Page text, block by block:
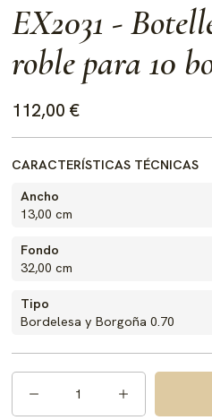
EX2031 -
roble para 10
112,00 €
CARACTERÍSTICAS TÉCNICAS
Ancho
13,00 cm
Fondo
32,00 cm
Tipo
Bordelesa y Borgoña 0.70
1